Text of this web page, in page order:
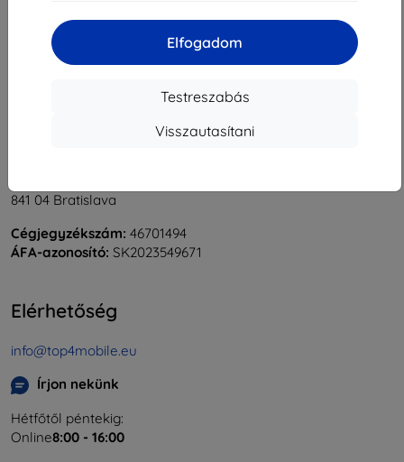
Elfogadom
Testreszabás
Visszautasítani
841 04 Bratislava
Cégjegyzékszám: 46701494
ÁFA-azonosító: SK2023549671
Elérhetőség
info@top4mobile.eu
Írjon nekünk
Hétfőtől péntekig:
Online8:00 - 16:00